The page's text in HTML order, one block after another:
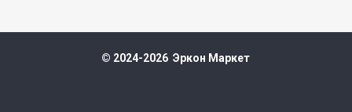
© 2024-2026 Эркон Маркет